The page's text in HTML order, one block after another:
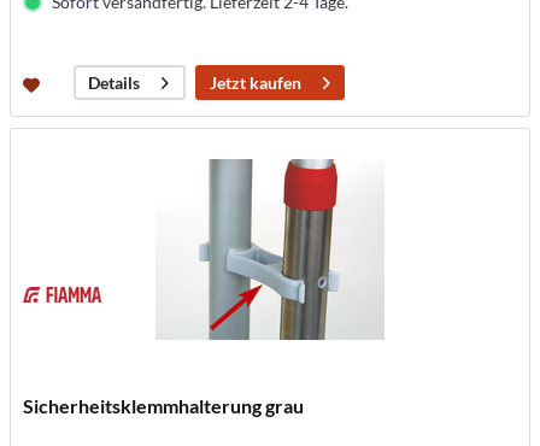
Details Jetzt kaufen
Sicherheitsklemmhalterung grau